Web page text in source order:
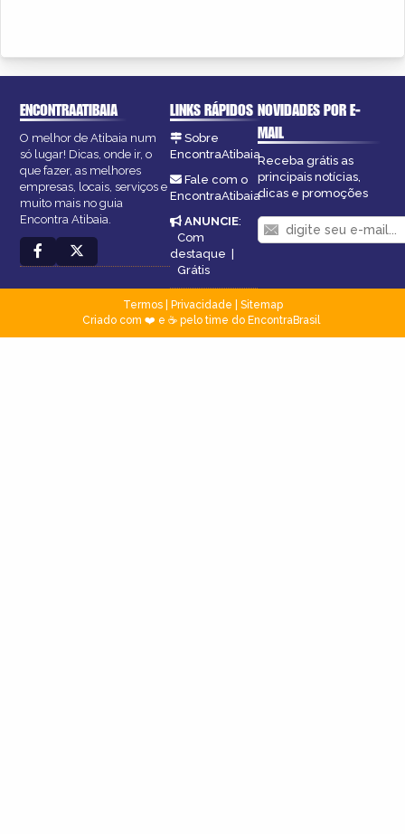
ENCONTRAATIBAIA
O melhor de Atibaia num
só lugar! Dicas, onde ir, o
que fazer, as melhores
empresas, locais, serviços e
muito mais no guia
Encontra Atibaia.
LINKS RÁPIDOS
Sobre
EncontraAtibaia
Fale com o
EncontraAtibaia
ANUNCIE:
Com
destaque |
Grátis
NOVIDADES POR E-
MAIL
Receba grátis as
principais notícias,
dicas e promoções
Termos| Privacidade
Sitemap
Criado com ❤️ e ☕ pelo time do EncontraBrasil